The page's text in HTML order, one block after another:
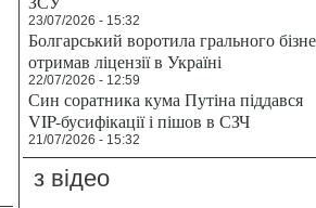
23/07/2026 - 15:32
Болгарський воротила грального
отримав ліцензії в Україні
22/07/2026 - 12:59
Син соратника кума Путіна піддався
VIP-бусифікації і пішов в СЗЧ
21/07/2026 - 15:32
з відео